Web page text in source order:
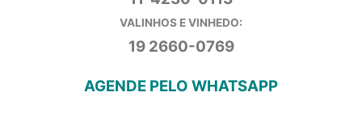
VALINHOS E VINHEDO:
19 2660-0769
AGENDE PELO WHATSAPP